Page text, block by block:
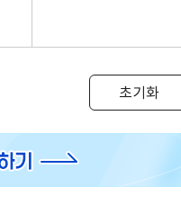
초기화